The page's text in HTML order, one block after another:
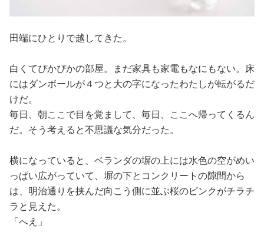
田端にひとりで越してきた。
白くてぴかぴかの部屋。まだ家具も家電もなにもない。床
にはダンボールが４つと大の字になったわたしが転がるだ
けだ。
毎日、朝ここで目を覚まして、毎日、ここへ帰ってくるん
だ。そう考えると不思議な気分だった。
横になっていると、ベランダの塀の上には水色の空がめい
っぱい広がっていて、塀の下とコンクリートの隙間から
は、明治通りを挟んだ向こう側に並ぶ桜のピンクがチラチ
ラと見えた。
「へえ」